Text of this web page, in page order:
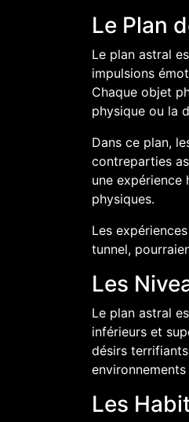
Le Plan
Le plan astral
impulsions
Chaque objet
physique ou la
Dans ce plan,
contreparties
une
physiques.
Les
tunnel,
Les
Le plan astral
inférieurs et
désirs
Les